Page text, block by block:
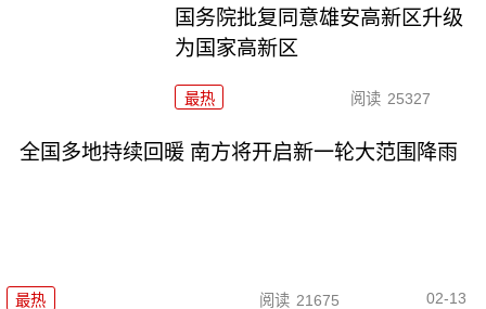
国务院批复同意雄安高新区升级
为国家高新区
最热 阅读 25327
全国多地持续回暖 南方将开启新一轮大范围降雨
最热 阅读 21675 02-13